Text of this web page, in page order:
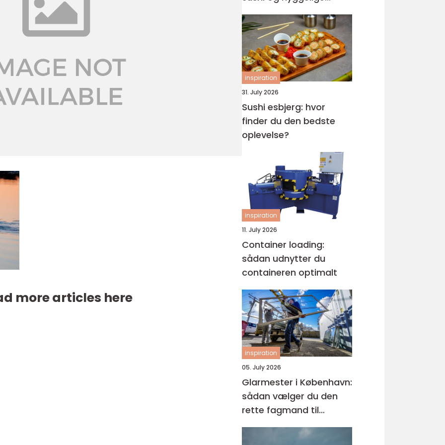
more articles here
rammer
inspiration
31. July 2026
Sushi esbjerg: hvor
finder du den bedste
oplevelse?
inspiration
11. July 2026
Container loading:
sådan udnytter du
containeren optimalt
inspiration
05. July 2026
Glarmester i København:
sådan vælger du den
rette fagmand til
glasopgaver